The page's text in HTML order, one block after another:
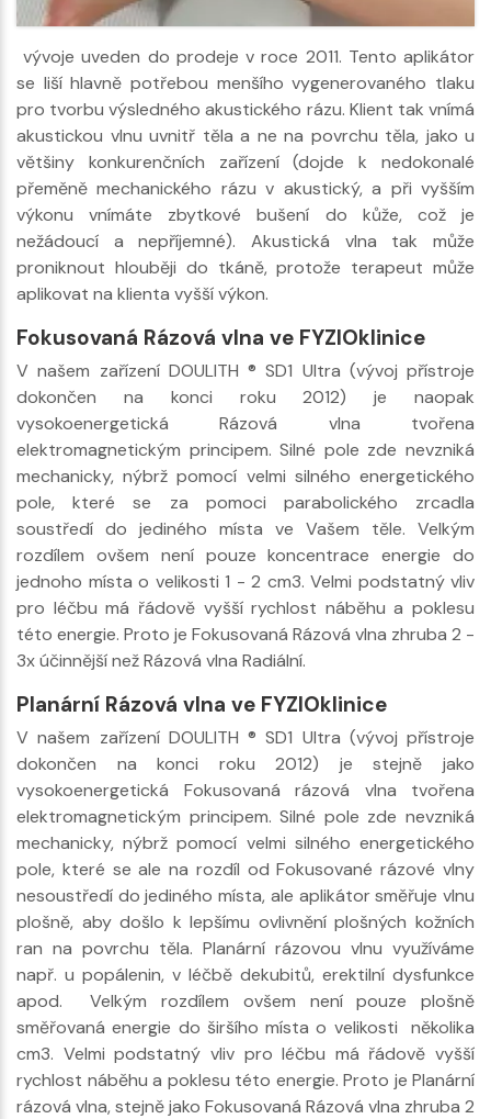
vývoje uveden do prodeje v roce 2011. Tento aplikátor
se liší hlavně potřebou menšího vygenerovaného tlaku
pro tvorbu výsledného akustického rázu. Klient tak vnímá
akustickou vlnu uvnitř těla a ne na povrchu těla, jako u
většiny konkurenčních zařízení (dojde k nedokonalé
přeměně mechanického rázu v akustický, a při vyšším
výkonu vnímáte zbytkové bušení do kůže, což je
nežádoucí a nepříjemné). Akustická vlna tak může
proniknout hlouběji do tkáně, protože terapeut může
aplikovat na klienta vyšší výkon.
Fokusovaná Rázová vlna ve FYZIOklinice
V našem zařízení DOULITH ® SD1 Ultra (vývoj přístroje
dokončen na konci roku 2012) je naopak
vysokoenergetická Rázová vlna tvořena
elektromagnetickým principem. Silné pole zde nevzniká
mechanicky, nýbrž pomocí velmi silného energetického
pole, které se za pomoci parabolického zrcadla
soustředí do jediného místa ve Vašem těle. Velkým
rozdílem ovšem není pouze koncentrace energie do
jednoho místa o velikosti 1 - 2 cm3. Velmi podstatný vliv
pro léčbu má řádově vyšší rychlost náběhu a poklesu
této energie. Proto je Fokusovaná Rázová vlna zhruba 2 -
3x účinnější než Rázová vlna Radiální.
Planární Rázová vlna ve FYZIOklinice
V našem zařízení DOULITH ® SD1 Ultra (vývoj přístroje
dokončen na konci roku 2012) je stejně jako
vysokoenergetická Fokusovaná rázová vlna tvořena
elektromagnetickým principem. Silné pole zde nevzniká
mechanicky, nýbrž pomocí velmi silného energetického
pole, které se ale na rozdíl od Fokusované rázové vlny
nesoustředí do jediného místa, ale aplikátor směřuje vlnu
plošně, aby došlo k lepšímu ovlivnění plošných kožních
ran na povrchu těla. Planární rázovou vlnu využíváme
např. u popálenin, v léčbě dekubitů, erektilní dysfunkce
apod. Velkým rozdílem ovšem není pouze plošně
směřovaná energie do širšího místa o velikosti několika
cm3. Velmi podstatný vliv pro léčbu má řádově vyšší
rychlost náběhu a poklesu této energie. Proto je Planární
rázová vlna, stejně jako Fokusovaná Rázová vlna zhruba 2